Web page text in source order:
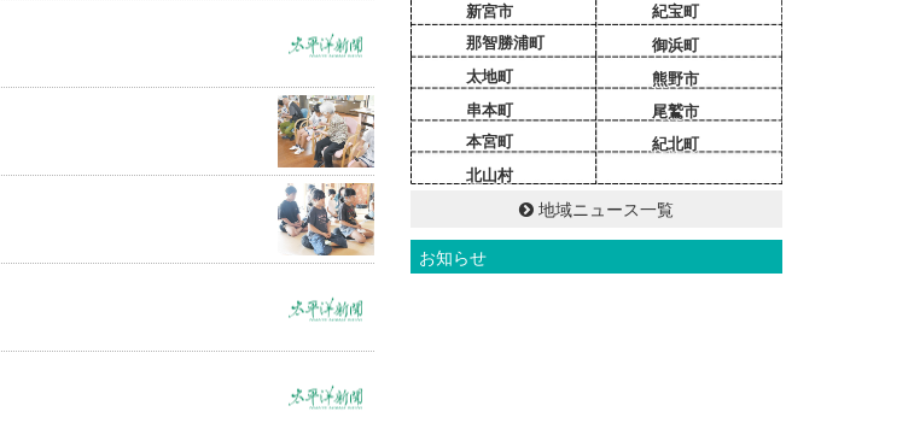
新宮市
那智勝浦町
太地町
串本町
本宮町
北山村
紀宝町
御浜町
熊野市
尾鷲市
紀北町
地域ニュース一覧
お知らせ